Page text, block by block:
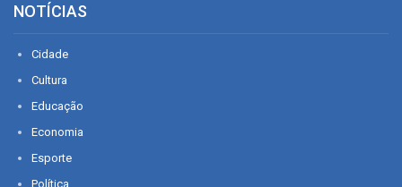
NOTÍCIAS
Cidade
Cultura
Educação
Economia
Esporte
Política